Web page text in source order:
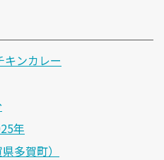
キンカレー
年
多賀町）